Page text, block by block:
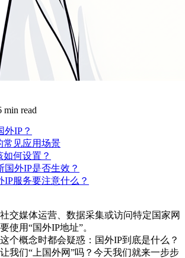
min read
外IP？
常见应用场景
如何设置？
国外IP是否生效？
IP服务要注意什么？
交媒体运营、数据采集或访问特定国家网
使用“国外IP地址”。
个概念时都会疑惑：国外IP到底是什么？
我们“上国外网”吗？今天我们就来一步步